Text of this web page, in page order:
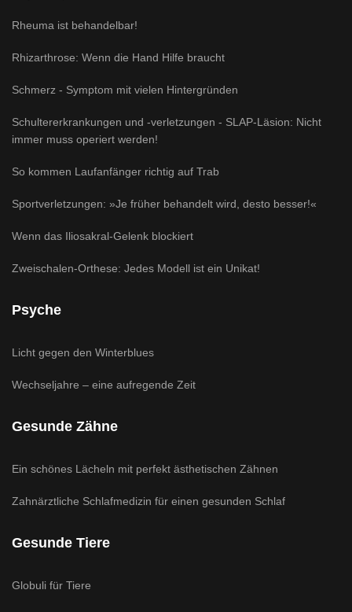
Rheuma ist behandelbar!
Rhizarthrose: Wenn die Hand Hilfe braucht
Schmerz - Symptom mit vielen Hintergründen
Schultererkrankungen und -verletzungen - SLAP-Läsion: Nicht
immer muss operiert werden!
So kommen Laufanfänger richtig auf Trab
Sportverletzungen: »Je früher behandelt wird, desto besser!«
Wenn das Iliosakral-Gelenk blockiert
Zweischalen-Orthese: Jedes Modell ist ein Unikat!
Psyche
Licht gegen den Winterblues
Wechseljahre – eine aufregende Zeit
Gesunde Zähne
Ein schönes Lächeln mit perfekt ästhetischen Zähnen
Zahnärztliche Schlafmedizin für einen gesunden Schlaf
Gesunde Tiere
Globuli für Tiere